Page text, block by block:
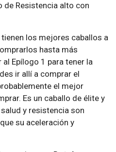
de Resistencia alto con
tienen los mejores caballos a
hasta más
Epílogo 1 para tener la
ir allí a comprar el
el mejor
Es un caballo de élite y
salud y resistencia son
su aceleración y